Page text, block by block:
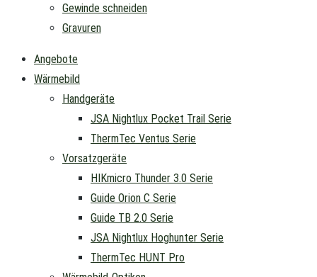
Gewinde schneiden
Gravuren
Angebote
Wärmebild
Handgeräte
JSA Nightlux Pocket Trail Serie
ThermTec Ventus Serie
Vorsatzgeräte
HIKmicro Thunder 3.0 Serie
Guide Orion C Serie
Guide TB 2.0 Serie
JSA Nightlux Hoghunter Serie
ThermTec HUNT Pro